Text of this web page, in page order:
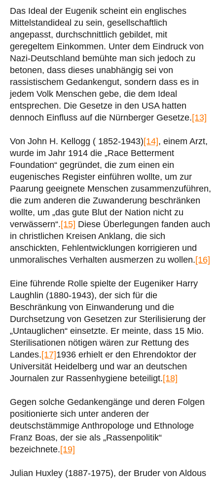
Das Ideal der Eugenik scheint ein englisches
Mittelstandideal zu sein, gesellschaftlich
angepasst, durchschnittlich gebildet, mit
geregeltem Einkommen. Unter dem Eindruck von
Nazi-Deutschland bemühte man sich jedoch zu
betonen, dass dieses unabhängig sei von
rassistischem Gedankengut, sondern dass es in
jedem Volk Menschen gebe, die dem Ideal
entsprechen. Die Gesetze in den USA hatten
dennoch Einfluss auf die Nürnberger Gesetze.[13]
Von John H. Kellogg ( 1852-1943)[14], einem Arzt,
wurde im Jahr 1914 die „Race Betterment
Foundation“ gegründet, die zum einen ein
eugenisches Register einführen wollte, um zur
Paarung geeignete Menschen zusammenzuführen,
die zum anderen die Zuwanderung beschränken
wollte, um „das gute Blut der Nation nicht zu
verwässern“.[15] Diese Überlegungen fanden auch
in christlichen Kreisen Anklang, die sich
anschickten, Fehlentwicklungen korrigieren und
unmoralisches Verhalten ausmerzen zu wollen.[16]
Eine führende Rolle spielte der Eugeniker Harry
Laughlin (1880-1943), der sich für die
Beschränkung von Einwanderung und die
Durchsetzung von Gesetzen zur Sterilisierung der
„Untauglichen“ einsetzte. Er meinte, dass 15 Mio.
Sterilisationen nötigen wären zur Rettung des
Landes.[17]1936 erhielt er den Ehrendoktor der
Universität Heidelberg und war an deutschen
Journalen zur Rassenhygiene beteiligt.[18]
Gegen solche Gedankengänge und deren Folgen
positionierte sich unter anderen der
deutschstämmige Anthropologe und Ethnologe
Franz Boas, der sie als „Rassenpolitik“
bezeichnete.[19]
Julian Huxley (1887-1975), der Bruder von Aldous